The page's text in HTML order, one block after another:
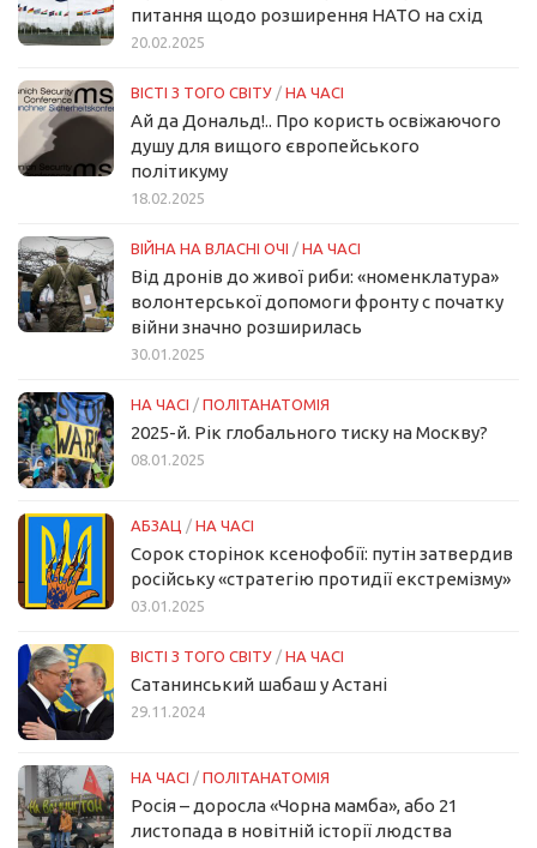
питання щодо розширення НАТО на схід
20.02.2025
ВІСТІ З ТОГО СВІТУ / НА ЧАСІ
Ай да Дональд!.. Про користь освіжаючого
душу для вищого європейського
політикуму
18.02.2025
ВІЙНА НА ВЛАСНІ ОЧІ / НА ЧАСІ
Від дронів до живої риби: «номенклатура»
волонтерської допомоги фронту с початку
війни значно розширилась
30.01.2025
НА ЧАСІ / ПОЛІТАНАТОМІЯ
2025-й. Рік глобального тиску на Москву?
08.01.2025
АБЗАЦ / НА ЧАСІ
Сорок сторінок ксенофобії: путін затвердив
російську «стратегію протидії екстремізму»
03.01.2025
ВІСТІ З ТОГО СВІТУ / НА ЧАСІ
Сатанинський шабаш у Астані
29.11.2024
НА ЧАСІ / ПОЛІТАНАТОМІЯ
Росія – доросла «Чорна мамба», або 21
листопада в новітній історії людства